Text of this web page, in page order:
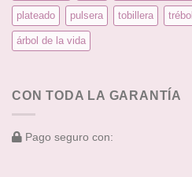
plateado pulsera tobillera trébol
árbol de la vida
CON TODA LA GARANTÍA
Pago seguro con: